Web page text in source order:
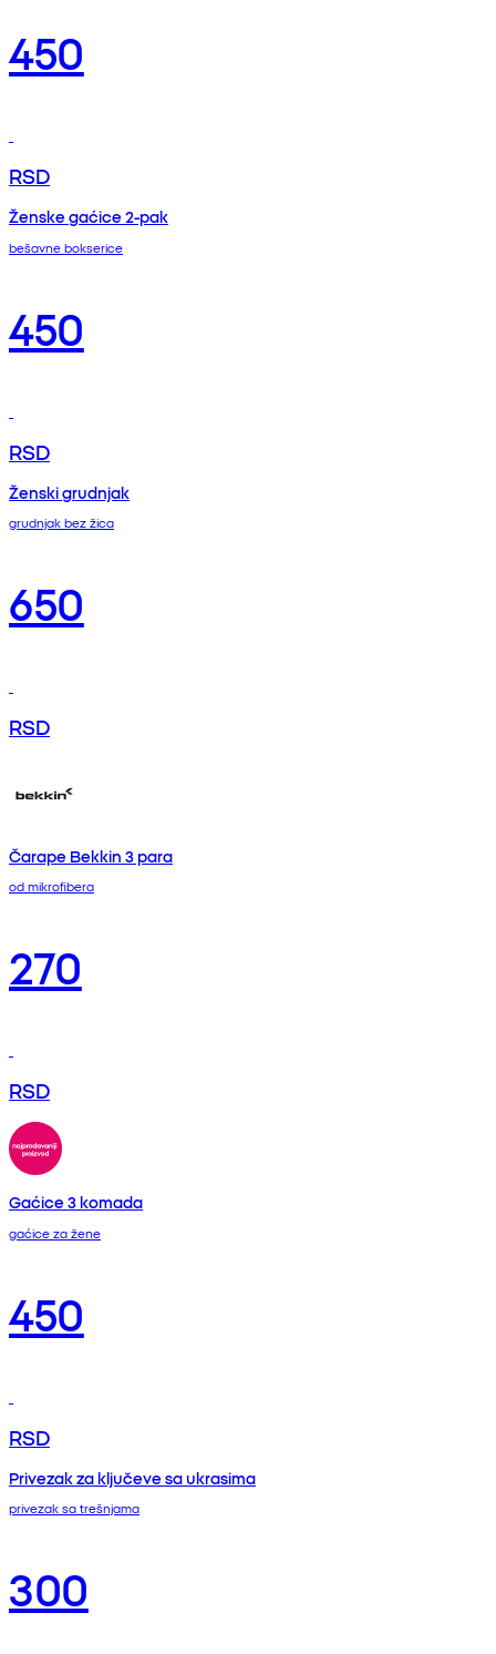
450
RSD
Ženske gaćice 2-pak
bešavne bokserice
450
RSD
Ženski grudnjak
grudnjak bez žica
650
RSD
Čarape Bekkin 3 para
od mikrofibera
270
RSD
Gaćice 3 komada
gaćice za žene
450
RSD
Privezak za ključeve sa ukrasima
privezak sa trešnjama
300